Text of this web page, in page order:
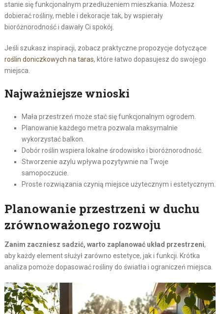
stanie się funkcjonalnym przedłużeniem mieszkania. Możesz
dobierać rośliny, meble i dekoracje tak, by wspierały
bioróżnorodność i dawały Ci spokój.
Jeśli szukasz inspiracji, zobacz praktyczne propozycje dotyczące
roślin doniczkowych na taras, które łatwo dopasujesz do swojego
miejsca.
Najważniejsze wnioski
Mała przestrzeń może stać się funkcjonalnym ogrodem.
Planowanie każdego metra pozwala maksymalnie
wykorzystać balkon.
Dobór roślin wspiera lokalne środowisko i bioróżnorodność.
Stworzenie azylu wpływa pozytywnie na Twoje
samopoczucie.
Proste rozwiązania czynią miejsce użytecznym i estetycznym.
Planowanie przestrzeni w duchu
zrównoważonego rozwoju
Zanim zaczniesz sadzić, warto zaplanować układ przestrzeni,
aby każdy element służył zarówno estetyce, jak i funkcji. Krótka
analiza pomoże dopasować rośliny do światła i ograniczeń miejsca.